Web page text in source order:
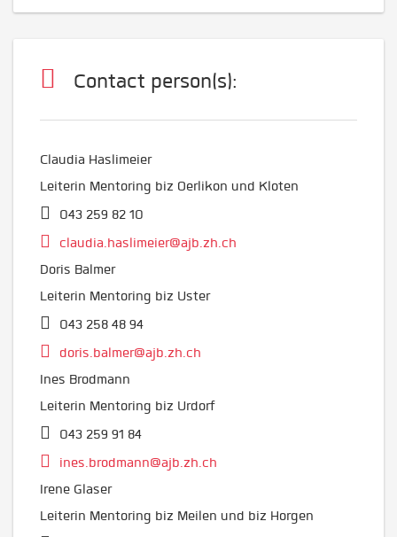
Contact person(s):
Claudia Haslimeier
Leiterin Mentoring biz Oerlikon und Kloten
043 259 82 10
claudia.haslimeier@ajb.zh.ch
Doris Balmer
Leiterin Mentoring biz Uster
043 258 48 94
doris.balmer@ajb.zh.ch
Ines Brodmann
Leiterin Mentoring biz Urdorf
043 259 91 84
ines.brodmann@ajb.zh.ch
Irene Glaser
Leiterin Mentoring biz Meilen und biz Horgen